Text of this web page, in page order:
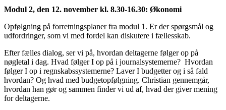
Modul 2, den 12. november kl. 8.30-16.30: Økonomi
Opfølgning på forretningsplaner fra modul 1. Er der spørgsmål og
udfordringer, som vi med fordel kan diskutere i fællesskab.
Efter fælles dialog, ser vi på, hvordan deltagerne følger op på
nøgletal i dag. Hvad følger I op på i journalsystemerne? Hvordan
følger I op i regnskabssystemerne? Laver I budgetter og i så fald
hvordan? Og hvad med budgetopfølgning. Christian gennemgår,
hvordan han gør og sammen finder vi ud af, hvad der giver mening
for deltagerne.